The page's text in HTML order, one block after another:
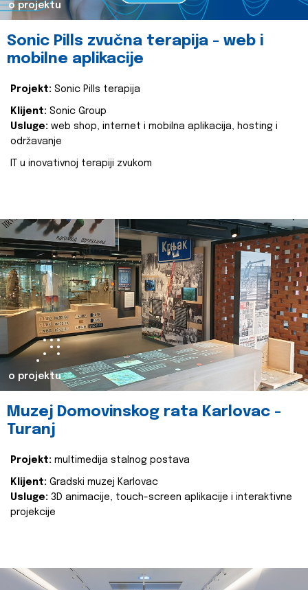
o projektu
Sonic Pills zvučna terapija - web i
mobilne aplikacije
Projekt: Sonic Pills terapija
Klijent: Sonic Group
Usluge: web shop, internet i mobilna aplikacija, hosting i
održavanje
IT u inovativnoj terapiji zvukom
o projektu
Muzej Domovinskog rata Karlovac -
Turanj
Projekt: multimedija stalnog postava
Klijent: Gradski muzej Karlovac
Usluge: 3D animacije, touch-screen aplikacije i interaktivne
projekcije